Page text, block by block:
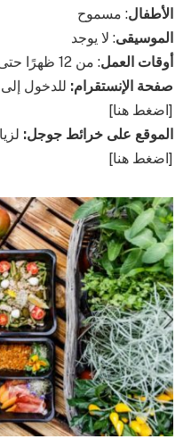
الأطفال: مسموح
الموسيقى: لا يوجد
أوقات العمل: من 12 ظهرًا حتى 11:30 مساءً
صفحة الإنستقرام: للدخول
[اضغط هنا]
الموقع على خرائط جوجل:
[اضغط هنا]